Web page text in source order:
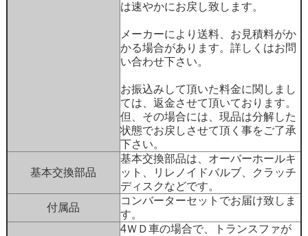
は速やかにお戻し致します。
メーカーにより送料、お見積料がか
かる場合があります。詳しくはお問
い合わせ下さい。
お振込みして頂いた料金に関しまし
ては、返金させて頂いております。
但、その場合には、現品は分解した
状態でお戻しさせて頂く事をご了承
下さい。
基本交換部品
基本交換部品は、オーバーホールキ
ット、リレノイドバルブ、クラッチ
ディスクなどです。
付属品
コンバーターセットでお届け致しま
す。
4ＷＤ車の場合で、トランスファが